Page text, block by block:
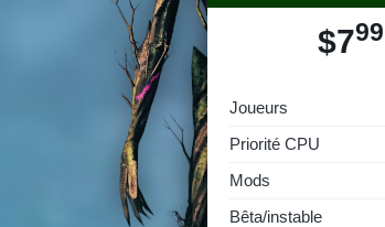
$799
Joueurs
Priorité CPU
Mods
Bêta/instable